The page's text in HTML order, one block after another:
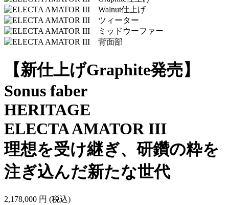
【新仕上げGraphite発売】
Sonus faber
HERITAGE
ELECTA AMATOR III
理想を受け継ぎ、研鑽の粋を
注ぎ込んだ新たな世代
2,178,000 円 (税込)